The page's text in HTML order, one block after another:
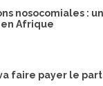
nosocomiales :
Afrique
faire payer le